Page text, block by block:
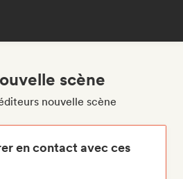
scène
nouvelle scène
en contact avec ces